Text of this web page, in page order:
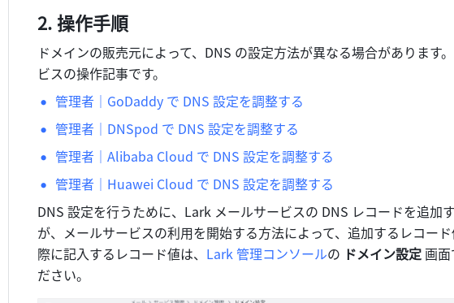
操作手順
ドメインの販売元によって、DNS の設定方法が異なる場合があります。
ビスの操作記事です。
管理者｜GoDaddy で DNS 設定を調整する
管理者｜DNSpod で DNS 設定を調整する
管理者｜Alibaba Cloud で DNS 設定を調整する
管理者｜Huawei Cloud で DNS 設定を調整する
DNS 設定を行うために、Lark メールサービスの DNS レコードを追加
が、メールサービスの利用を開始する方法によって、追加するレコー
際に記入するレコード値は、 Lark 管理コンソールの ドメイン設定 画
ださい。